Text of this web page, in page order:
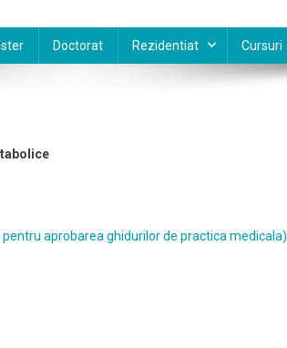
Doctorat Rezidentiat Cursuri
aprobarea ghidurilor de practica medicala)